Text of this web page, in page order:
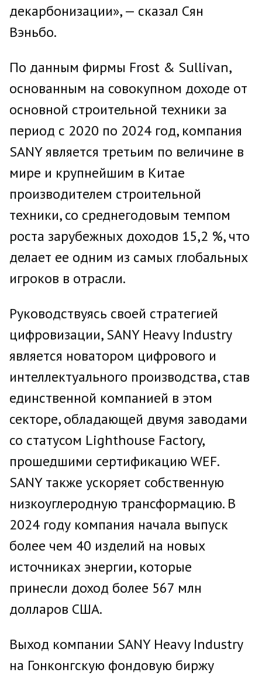
декарбонизации», — сказал Сян
Вэньбо.
По данным фирмы Frost & Sullivan,
основанным на совокупном доходе от
основной строительной техники за
период с 2020 по 2024 год, компания
SANY является третьим по величине в
мире и крупнейшим в Китае
производителем строительной
техники, со среднегодовым темпом
роста зарубежных доходов 15,2 %, что
делает ее одним из самых глобальных
игроков в отрасли.
Руководствуясь своей стратегией
цифровизации, SANY Heavy Industry
является новатором цифрового и
интеллектуального производства, став
единственной компанией в этом
секторе, обладающей двумя заводами
со статусом Lighthouse Factory,
прошедшими сертификацию WEF.
SANY также ускоряет собственную
низкоуглеродную трансформацию. В
2024 году компания начала выпуск
более чем 40 изделий на новых
источниках энергии, которые
принесли доход более 567 млн
долларов США.
Выход компании SANY Heavy Industry
на Гонконгскую фондовую биржу